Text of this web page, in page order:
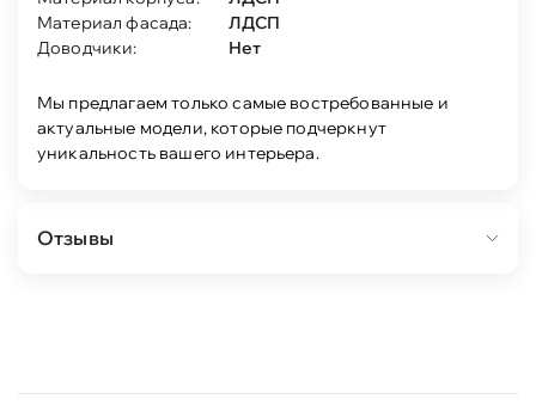
Материал фасада:
ЛДСП
Доводчики:
Нет
Мы предлагаем только самые востребованные и
актуальные модели, которые подчеркнут
уникальность вашего интерьера.
Отзывы